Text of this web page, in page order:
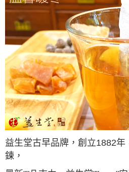
益生堂古早品牌，創立1882
鍊，